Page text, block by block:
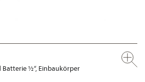
Batterie ½“, Einbaukörper